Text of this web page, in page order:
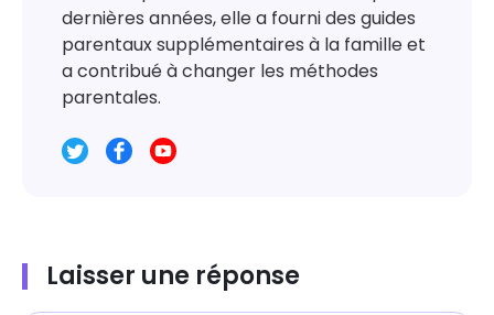
dernières années, elle a fourni des guides
parentaux supplémentaires à la famille et
a contribué à changer les méthodes
parentales.
Laisser une réponse